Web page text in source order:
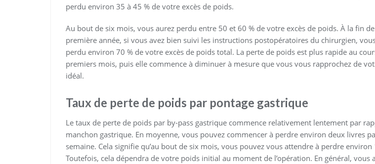
perdu environ 35 à 45 % de votre excès de poids.
Au bout de six mois, vous aurez perdu entre 50 et 60 % de votre excès de poids. À la fin
première année, si vous avez bien suivi les instructions postopératoires du chirurgien,
perdu environ 70 % de votre excès de poids total. La perte de poids est plus rapide au
premiers mois, puis elle commence à diminuer à mesure que vous vous rapprochez de
idéal.
Taux de perte de poids par pontage gastrique
Le taux de perte de poids par by-pass gastrique commence relativement lentement par
manchon gastrique. En moyenne, vous pouvez commencer à perdre environ deux livres
semaine. Cela signifie qu’au bout de six mois, vous pouvez vous attendre à perdre environ
Toutefois, cela dépendra de votre poids initial au moment de l’opération. En général, vous